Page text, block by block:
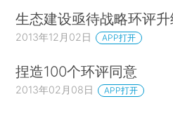
生态建设亟待战略环评升
2013年12月02日 APP打开
捏造100个环评同意
2013年02月08日 APP打开